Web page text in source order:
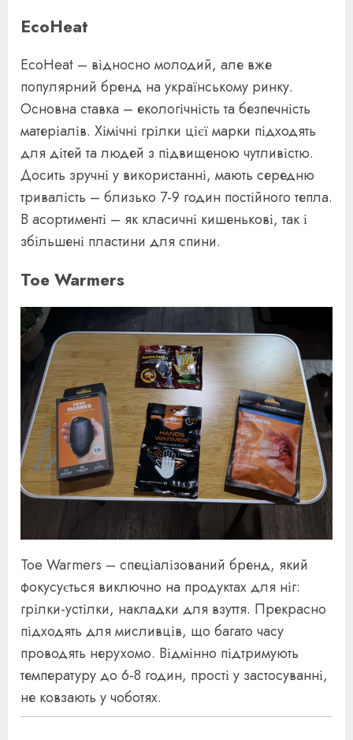
EcoHeat
EcoHeat – відносно молодий, але вже
популярний бренд на українському ринку.
Основна ставка – екологічність та безпечність
матеріалів. Хімічні грілки цієї марки підходять
для дітей та людей з підвищеною чутливістю.
Досить зручні у використанні, мають середню
тривалість – близько 7-9 годин постійного тепла.
В асортименті – як класичні кишенькові, так і
збільшені пластини для спини.
Toe Warmers
Toe Warmers – спеціалізований бренд, який
фокусується виключно на продуктах для ніг:
грілки-устілки, накладки для взуття. Прекрасно
підходять для мисливців, що багато часу
проводять нерухомо. Відмінно підтримують
температуру до 6-8 годин, прості у застосуванні,
не ковзають у чоботях.